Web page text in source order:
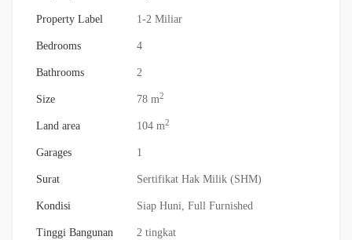
Property Label 1-2 Miliar
Bedrooms 4
Bathrooms 2
Size 78 m2
Land area 104 m2
Garages 1
Surat Sertifikat Hak Milik (SHM)
Kondisi Siap Huni, Full Furnished
Tinggi Bangunan 2 tingkat